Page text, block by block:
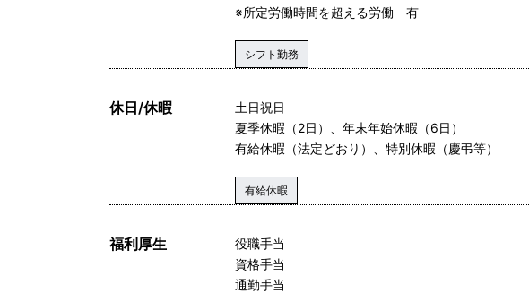
※所定労働時間を超える労働 有
シフト勤務
休日/休暇
土日祝日
夏季休暇（2日）、年末年始休暇（6日）
有給休暇（法定どおり）、特別休暇（慶弔等）
有給休暇
福利厚生
役職手当
資格手当
通勤手当